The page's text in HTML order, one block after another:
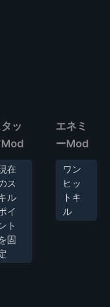
ッ
Mod
在
ス
ル
イ
ト
固
エネミ
ーMod
ワン
ヒッ
トキ
ル